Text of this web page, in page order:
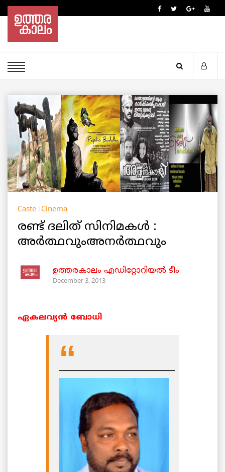
Caste Cinema
രണ്ട് ദലിത് സിനിമകള്‍ :
അര്‍ത്ഥവുംഅനര്‍ത്ഥവും
ഉത്തരകാലം എഡിറ്റോറിയല്‍ ടീം
December 3, 2013
ഏകലവ്യന്‍ ബോധി
_________________________________